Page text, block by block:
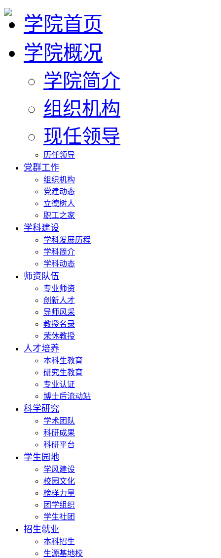
学院首页
学院概况
学院简介
组织机构
现任领导
历任领导
党群工作
组织机构
党建动态
立德树人
职工之家
学科建设
学科发展历程
学科简介
学科动态
师资队伍
专业师资
创新人才
导师风采
教授名录
荣休教授
人才培养
本科生教育
研究生教育
专业认证
博士后流动站
科学研究
学术团队
科研成果
科研平台
学生园地
学风建设
校园文化
榜样力量
团学组织
学生社团
招生就业
本科招生
生源基地校